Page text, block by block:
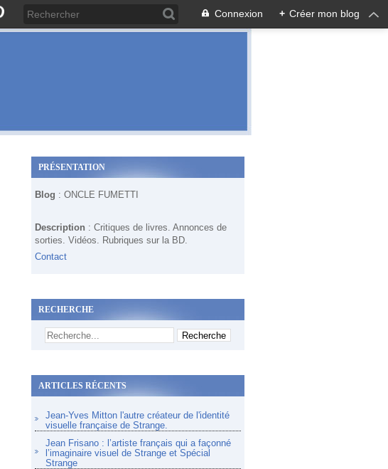
Connexion + Créer mon blog
PRÉSENTATION
Blog : ONCLE FUMETTI
Description : Critiques de livres. Annonces de
sorties. Vidéos. Rubriques sur la BD.
Contact
RECHERCHE
ARTICLES RÉCENTS
Jean-Yves Mitton l'autre créateur de l'identité
visuelle française de Strange.
Jean Frisano : l’artiste français qui a façonné
l’imaginaire visuel de Strange et Spécial
Strange